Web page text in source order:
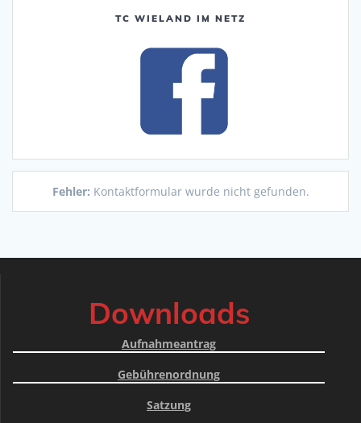
TC WIELAND IM NETZ
Fehler: Kontaktformular wurde nicht gefunden.
Downloads
Aufnahmeantrag
Gebührenordnung
Satzung